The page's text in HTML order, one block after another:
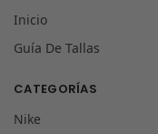
Inicio
Guía De Tallas
CATEGORÍAS
Nike